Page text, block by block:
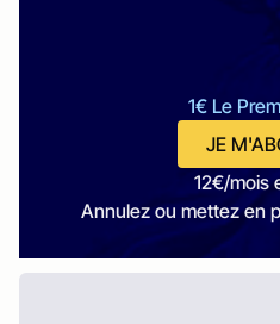
1€ Le
JE
12€/mois
Annulez ou mettez en